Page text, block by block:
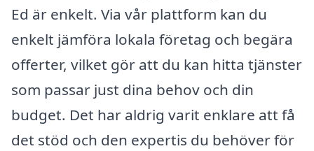
Ed är enkelt. Via vår plattform kan du
enkelt jämföra lokala företag och begära
offerter, vilket gör att du kan hitta tjänster
som passar just dina behov och din
budget. Det har aldrig varit enklare att få
det stöd och den expertis du behöver för